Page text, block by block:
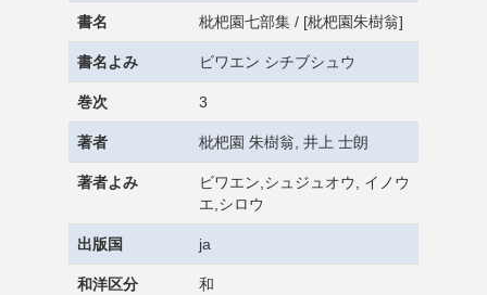
書名 枇杷園七部集 / [枇杷園朱樹翁]
書名よみ ビワエン シチブシュウ
巻次 3
著者 枇杷園 朱樹翁, 井上 士朗
著者よみ
ビワエン,シュジュオウ, イノウ
エ,シロウ
出版国 ja
和洋区分 和